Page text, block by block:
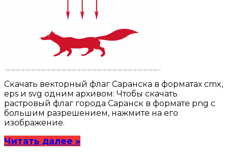
Скачать векторный флаг Саранска в форматах cmx,
eps и svg одним архивом: Чтобы скачать
растровый флаг города Саранск в формате png с
большим разрешением, нажмите на его
изображение.
Читать далее »